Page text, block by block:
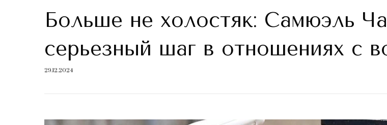
Больше не холостяк: Самюэль
серьезный шаг в отношениях с
29.12.2024